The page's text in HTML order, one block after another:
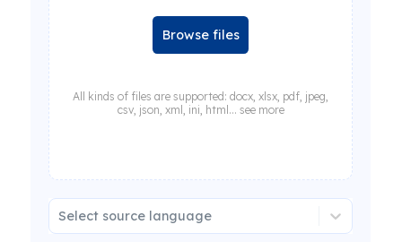
Browse files
All kinds of files are supported: docx, xlsx, pdf, jpeg,
csv, json, xml, ini, html... see more
Select source language